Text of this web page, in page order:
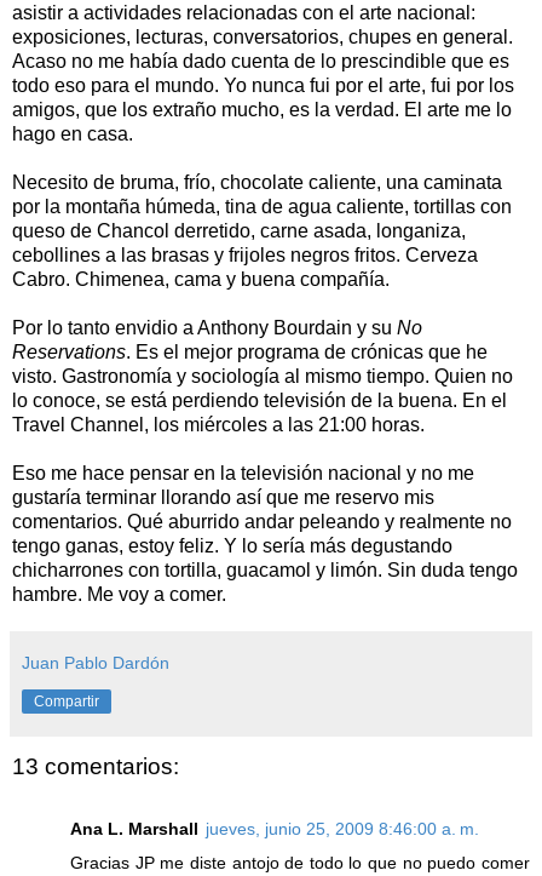
asistir a actividades relacionadas con el arte nacional:
exposiciones, lecturas, conversatorios, chupes en general.
Acaso no me había dado cuenta de lo prescindible que es
todo eso para el mundo. Yo nunca fui por el arte, fui por los
amigos, que los extraño mucho, es la verdad. El arte me lo
hago en casa.
Necesito de bruma, frío, chocolate caliente, una caminata
por la montaña húmeda, tina de agua caliente, tortillas con
queso de Chancol derretido, carne asada, longaniza,
cebollines a las brasas y frijoles negros fritos. Cerveza
Cabro. Chimenea, cama y buena compañía.
Por lo tanto envidio a Anthony Bourdain y su No
Reservations. Es el mejor programa de crónicas que he
visto. Gastronomía y sociología al mismo tiempo. Quien no
lo conoce, se está perdiendo televisión de la buena. En el
Travel Channel, los miércoles a las 21:00 horas.
Eso me hace pensar en la televisión nacional y no me
gustaría terminar llorando así que me reservo mis
comentarios. Qué aburrido andar peleando y realmente no
tengo ganas, estoy feliz. Y lo sería más degustando
chicharrones con tortilla, guacamol y limón. Sin duda tengo
hambre. Me voy a comer.
Juan Pablo Dardón
Compartir
13 comentarios:
Ana L. Marshall jueves, junio 25, 2009 8:46:00 a. m.
Gracias JP me diste antojo de todo lo que no puedo comer